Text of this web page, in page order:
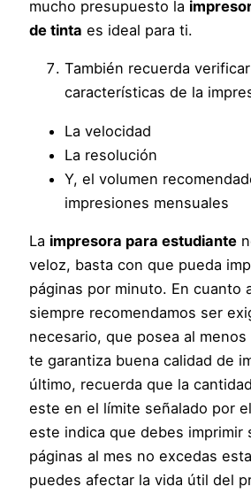
mucho presupuesto la
de tinta es ideal para ti.
También recuerda
características de la
La velocidad
La resolución
Y, el volumen
impresiones mensuales
La impresora para estudiante
veloz, basta con que pueda
páginas por minuto. En cuanto
siempre recomendamos ser
necesario, que posea al
te garantiza buena calidad de
último, recuerda que la
este en el límite señalado por
este indica que debes imprimir
páginas al mes no excedas
puedes afectar la vida útil del